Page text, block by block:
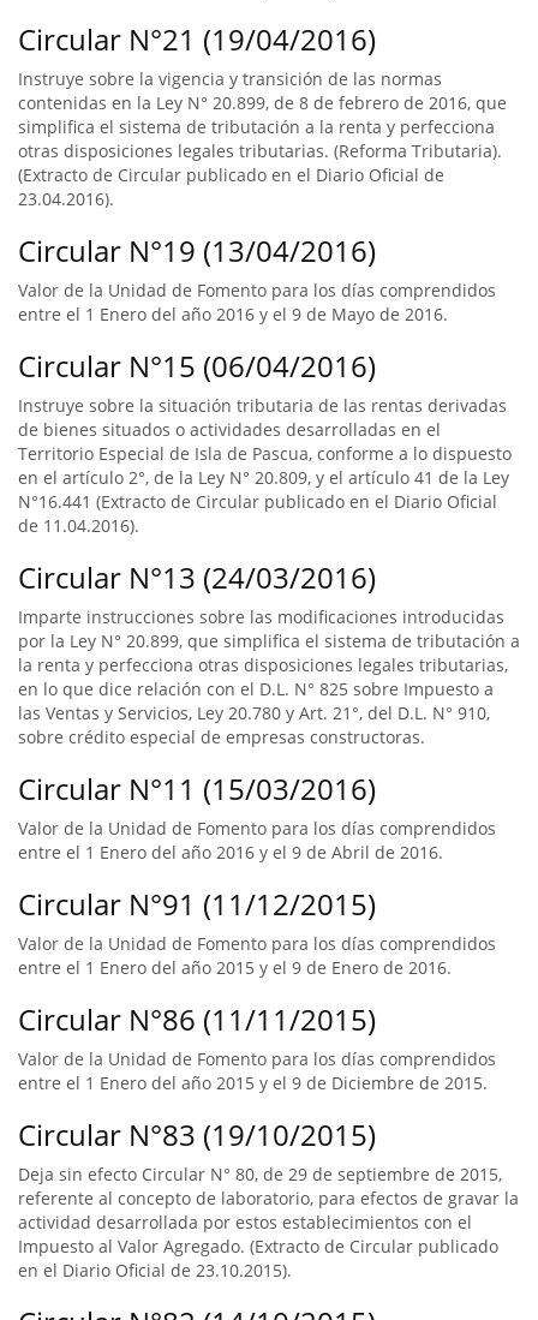
Circular N°21 (19/04/2016)
Instruye sobre la vigencia y transición de las normas
contenidas en la Ley N° 20.899, de 8 de febrero de 2016, que
simplifica el sistema de tributación a la renta y perfecciona
otras disposiciones legales tributarias. (Reforma Tributaria).
(Extracto de Circular publicado en el Diario Oficial de
23.04.2016).
Circular N°19 (13/04/2016)
Valor de la Unidad de Fomento para los días comprendidos
entre el 1 Enero del año 2016 y el 9 de Mayo de 2016.
Circular N°15 (06/04/2016)
Instruye sobre la situación tributaria de las rentas derivadas
de bienes situados o actividades desarrolladas en el
Territorio Especial de Isla de Pascua, conforme a lo dispuesto
en el artículo 2°, de la Ley N° 20.809, y el artículo 41 de la Ley
N°16.441 (Extracto de Circular publicado en el Diario Oficial
de 11.04.2016).
Circular N°13 (24/03/2016)
Imparte instrucciones sobre las modificaciones introducidas
por la Ley N° 20.899, que simplifica el sistema de tributación a
la renta y perfecciona otras disposiciones legales tributarias,
en lo que dice relación con el D.L. N° 825 sobre Impuesto a
las Ventas y Servicios, Ley 20.780 y Art. 21°, del D.L. N° 910,
sobre crédito especial de empresas constructoras.
Circular N°11 (15/03/2016)
Valor de la Unidad de Fomento para los días comprendidos
entre el 1 Enero del año 2016 y el 9 de Abril de 2016.
Circular N°91 (11/12/2015)
Valor de la Unidad de Fomento para los días comprendidos
entre el 1 Enero del año 2015 y el 9 de Enero de 2016.
Circular N°86 (11/11/2015)
Valor de la Unidad de Fomento para los días comprendidos
entre el 1 Enero del año 2015 y el 9 de Diciembre de 2015.
Circular N°83 (19/10/2015)
Deja sin efecto Circular N° 80, de 29 de septiembre de 2015,
referente al concepto de laboratorio, para efectos de gravar la
actividad desarrollada por estos establecimientos con el
Impuesto al Valor Agregado. (Extracto de Circular publicado
en el Diario Oficial de 23.10.2015).